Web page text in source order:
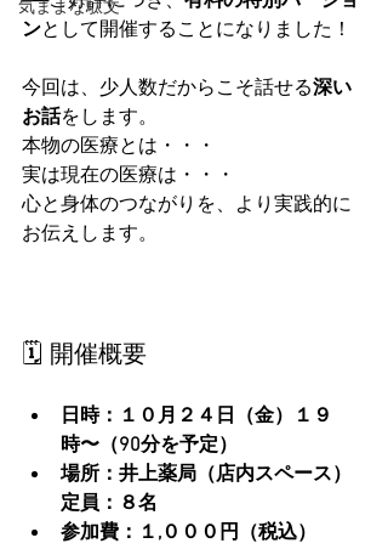
気ままな駄文
ンとして開催することになりました！
今回は、少人数だからこそ話せる深い
お話をします。
本物の医療とは・・・
実は現在の医療は・・・
心と身体のつながりを、より実践的に
お伝えします。
🗓 開催概要
日時：１０月２４日（金）１９
時〜（90分を予定）
場所：井上薬局（店内スペース）
定員：８名
参加費：１,０００円（税込）